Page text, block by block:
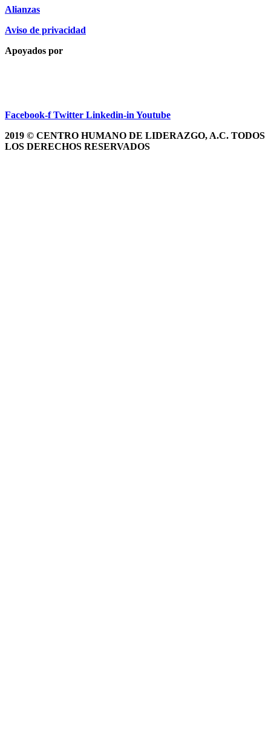
Alianzas
Aviso de privacidad
Apoyados por
Facebook-f Twitter Linkedin-in Youtube
2019 © CENTRO HUMANO DE LIDERAZGO, A.C. TODOS
LOS DERECHOS RESERVADOS